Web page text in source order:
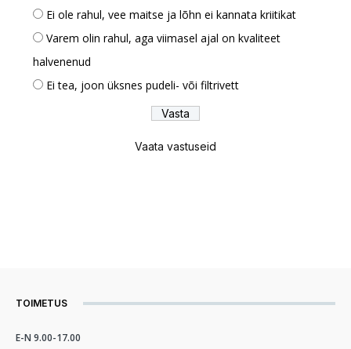
Ei ole rahul, vee maitse ja lõhn ei kannata kriitikat
Varem olin rahul, aga viimasel ajal on kvaliteet
halvenenud
Ei tea, joon üksnes pudeli- või filtrivett
Vaata vastuseid
TOIMETUS
E-N 9.00-17.00